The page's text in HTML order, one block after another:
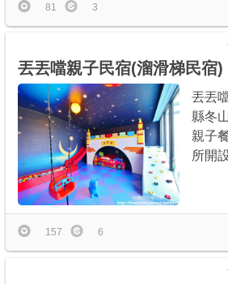
81 3
丟丟噹親子民宿(溜滑梯民宿)
丟丟
縣冬
親子
所開
157 6